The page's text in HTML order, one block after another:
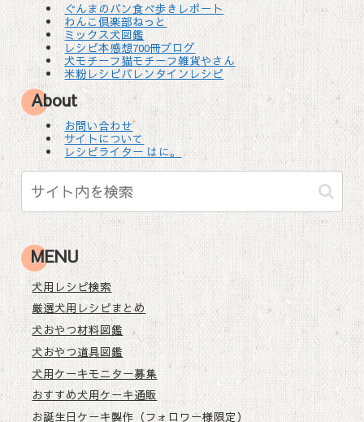
ぐんまのパン食べ歩きレポート
わんこ倶楽部ねっと
ミックス犬図鑑
レシピ本感想700冊ブログ
犬モチーフ猫モチーフ雑貨やさん
米粉レシピバレンタインレシピ
About
お問い合わせ
サイトについて
レシピライター はに。
MENU
犬用レシピ検索
厳選犬用レシピまとめ
犬おやつ材料図鑑
犬おやつ道具図鑑
犬用ケーキモニター募集
おすすめ犬用ケーキ通販
お誕生日ケーキ製作（フォロワー様限定）